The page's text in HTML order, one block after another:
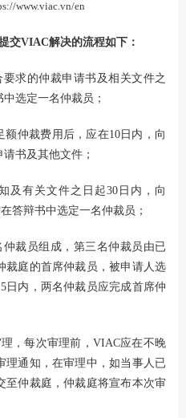
www.viac.vn/en
交VIAC解决的流程如下：
求的仲裁申请书及相关文件之
选定一名仲裁员；
仲裁费用后，应在10日内，向
书及其他文件；
及有关文件之日起30日内，向
答辩书中选定一名仲裁员；
裁员组成，第三名仲裁员由已
裁庭的首席仲裁员，被申请人选
日内，两名仲裁员应完成首席仲
，每次审理前，VIAC应在不晚
理通知，在审理中，如当事人已
至仲裁庭，仲裁庭将宣布本次审